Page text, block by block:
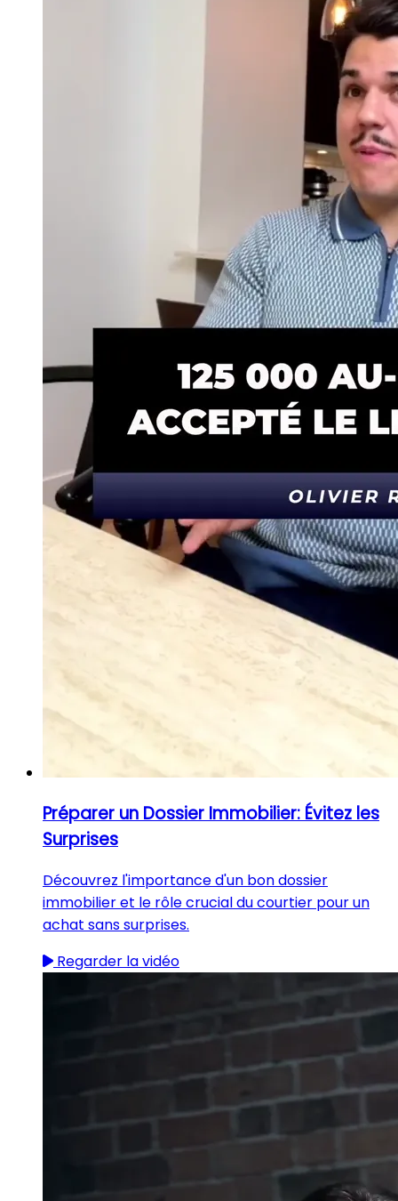
Préparer un Dossier Immobilier: Évitez les
Surprises
Découvrez l'importance d'un bon dossier
immobilier et le rôle crucial du courtier pour un
achat sans surprises.
Regarder la vidéo